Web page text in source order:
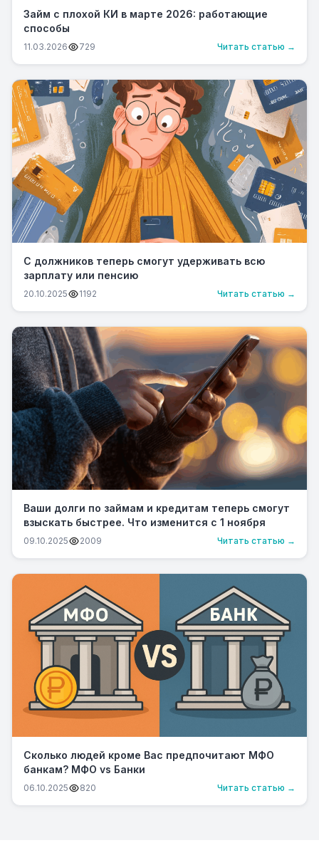
Займ с плохой КИ в марте 2026: работающие
способы
11.03.2026 729 Читать статью →
С должников теперь смогут удерживать всю
зарплату или пенсию
20.10.2025 1192 Читать статью →
Ваши долги по займам и кредитам теперь смогут
взыскать быстрее. Что изменится с 1 ноября
09.10.2025 2009 Читать статью →
Сколько людей кроме Вас предпочитают МФО
банкам? МФО vs Банки
06.10.2025 820 Читать статью →